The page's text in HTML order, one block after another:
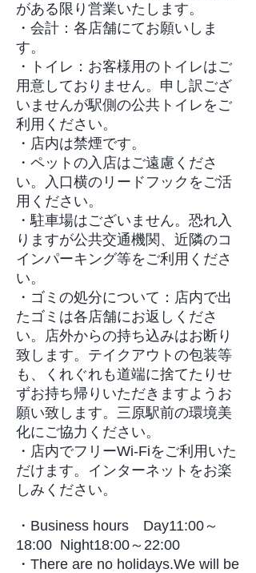
がある限り営業いたします。
・会計：各店舗にてお願いしま
す。
・トイレ：お客様用のトイレはご
用意しておりません。申し訳ござ
いませんが駅側の公共トイレをご
利用ください。
​・店内は禁煙です。
・ペットの入店はご遠慮くださ
い。入口横のリードフックをご活
用ください。
​・駐車場はございません。恐れ入
りますが公共交通機関、近隣のコ
インパーキング等をご利用くださ
い。
​・ゴミの処分について：店内で出
たゴミは各店舗にお返しくださ
い。店外からの持ち込みはお断り
致します。テイクアウトの包装等
も、くれぐれも道端に捨てたりせ
ずお持ち帰りいただきますようお
願い致します。三原駅前の環境美
化にご協力ください。
・店内でフリーWi-Fiをご利用いた
だけます。インターネットをお楽
しみください。
・Business hours Day11:00～
18:00 Night18:00～22:00
・There are no holidays.We will be